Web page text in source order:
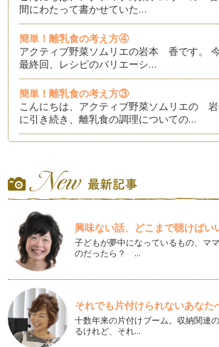
間にわたって書かせていた…
簡単！離乳食の考え方④
アクティブ野菜ソムリエの岩本 香です。
最終回、レシピのバリエーシ…
簡単！離乳食の考え方③
こんにちは、アクティブ野菜ソムリエの
に引き続き、離乳食の調理についての…
す。 今月も、前回に引き続…
簡単！離乳食の考え方
こんにちは、アクティブ野菜ソムリエの岩
のテーマは、「離乳食」に…
子どもも好きになる！スムージーを始めよう
皆さん こんにちは。アクティブ野菜ソム
す。 季節も7月、夏に向かっ…
好き嫌いと偏食
こんにちは、アクティブ野菜ソムリエの
の5月は、ずいぶん早く夏日…
興味ない話、どこまで聴けばい
子どもが夢中になっているもの、マ
のだったら？ …
それでも片付けられないあなた
十数年来の片付けブーム。収納関連
るけれど、それ…